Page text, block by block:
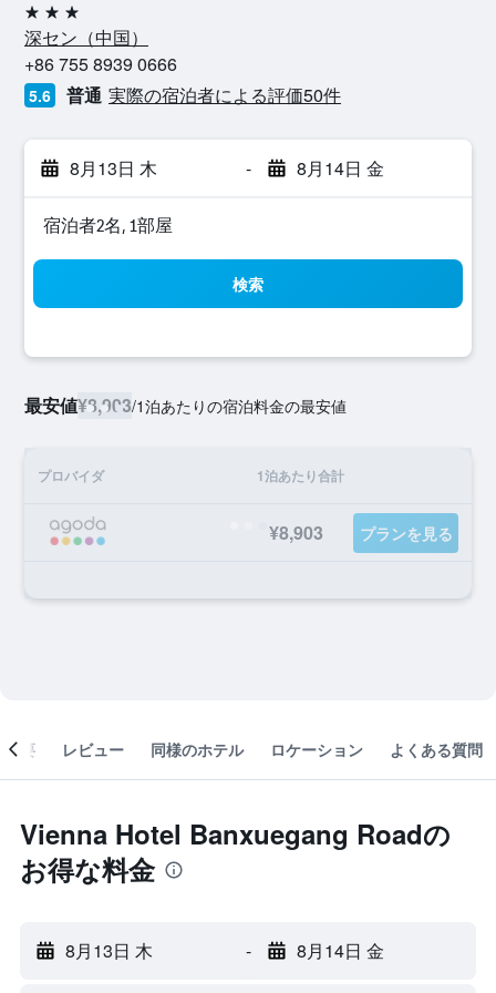
3つ星
深セン​（中国​）​
+86 755 8939 0666
5.6 普通 実際の宿泊者による評価50​件
8月13日 木 - 8月14日 金
宿泊者2名, 1​部屋
検索
最安値¥8,903/1泊あたりの宿泊料金の最安値
プロバイダ 1泊あたり合計
¥8,903 プランを見る
概要 レビュー 同様のホテル ロケーション よくある質問
Vienna Hotel Banxuegang Roadの
お得な料金
8月13日 木 - 8月14日 金